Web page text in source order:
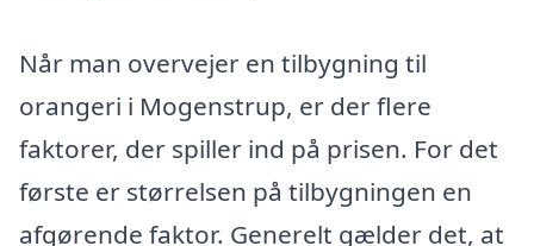
Når man overvejer en tilbygning til
orangeri i Mogenstrup, er der flere
faktorer, der spiller ind på prisen. For det
første er størrelsen på tilbygningen en
afgørende faktor. Generelt gælder det, at